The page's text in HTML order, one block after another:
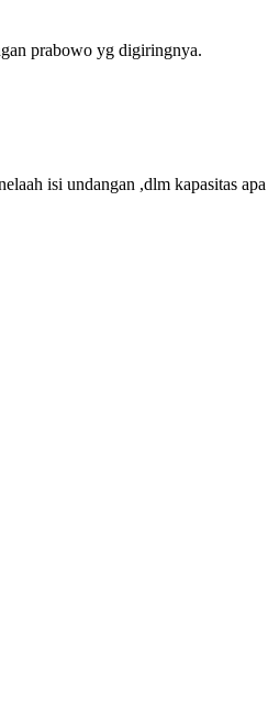
prabowo yg digiringnya.
isi undangan ,dlm kapasitas